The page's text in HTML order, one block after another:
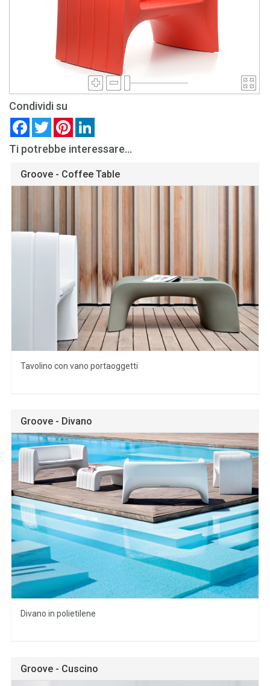
Condividi su
FacebookTwitter Pinterest
Ti potrebbe interessare...
Groove - Coffee Table
Tavolino con vano portaoggetti
Groove - Divano
Divano in polietilene
Groove - Cuscino